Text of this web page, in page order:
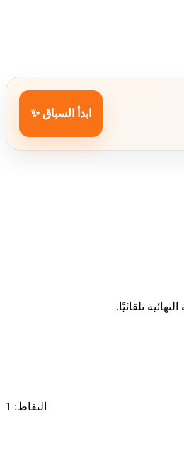
ابدأ السباق ✨
تلقائيًا.
النقاط: 1